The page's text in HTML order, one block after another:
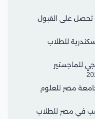
تحصل على القبول
للطلاب
للماجستير
مصر للعلوم
في مصر للطلاب